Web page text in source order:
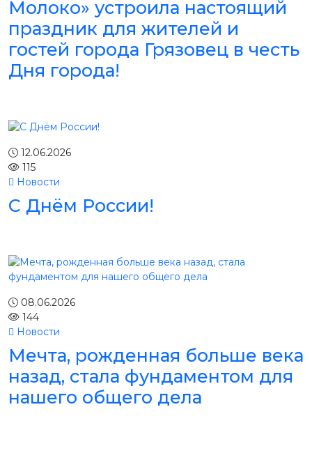
Молоко» устроила настоящий
праздник для жителей и
гостей города Грязовец в честь
Дня города!
12.06.2026
115
Новости
С Днём России!
08.06.2026
144
Новости
Мечта, рожденная больше века
назад, стала фундаментом для
нашего общего дела